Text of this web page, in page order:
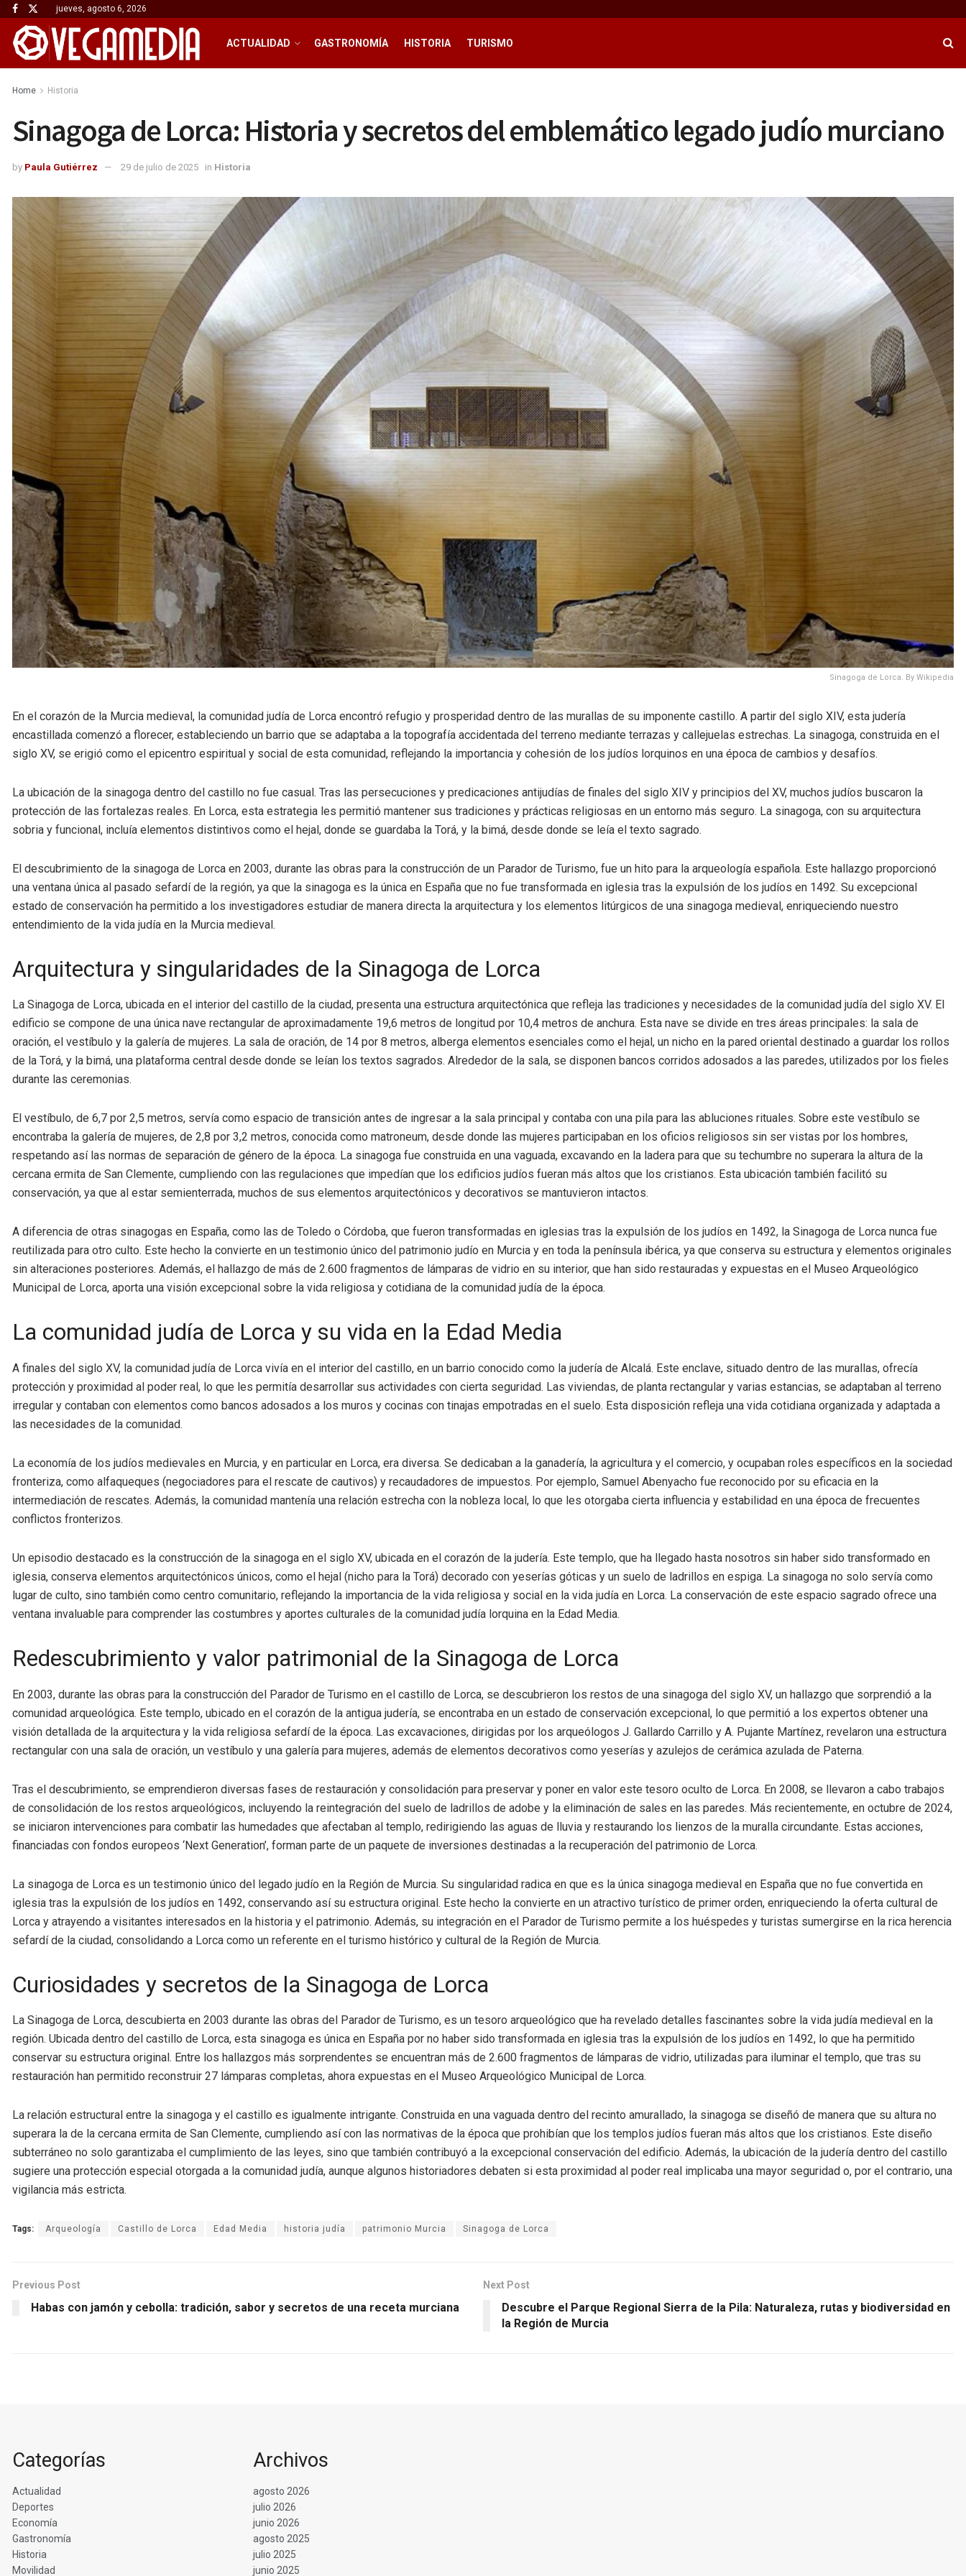
jueves, agosto 6, 2026
ACTUALIDAD GASTRONOMÍA HISTORIA TURISMO
Home Historia
Sinagoga de Lorca: Historia y secretos del emblemático legado judío murciano
by Paula Gutiérrez 29 de julio de 2025 in Historia
Sinagoga de Lorca. By Wikipedia
En el corazón de la Murcia medieval, la comunidad judía de Lorca encontró refugio y prosperidad dentro de las murallas de su imponente castillo. A partir del siglo XIV, esta judería
encastillada comenzó a florecer, estableciendo un barrio que se adaptaba a la topografía accidentada del terreno mediante terrazas y callejuelas estrechas. La sinagoga, construida en el
siglo XV, se erigió como el epicentro espiritual y social de esta comunidad, reflejando la importancia y cohesión de los judíos lorquinos en una época de cambios y desafíos.
La ubicación de la sinagoga dentro del castillo no fue casual. Tras las persecuciones y predicaciones antijudías de finales del siglo XIV y principios del XV, muchos judíos buscaron la
protección de las fortalezas reales. En Lorca, esta estrategia les permitió mantener sus tradiciones y prácticas religiosas en un entorno más seguro. La sinagoga, con su arquitectura
sobria y funcional, incluía elementos distintivos como el hejal, donde se guardaba la Torá, y la bimá, desde donde se leía el texto sagrado.
El descubrimiento de la sinagoga de Lorca en 2003, durante las obras para la construcción de un Parador de Turismo, fue un hito para la arqueología española. Este hallazgo proporcionó
una ventana única al pasado sefardí de la región, ya que la sinagoga es la única en España que no fue transformada en iglesia tras la expulsión de los judíos en 1492. Su excepcional
estado de conservación ha permitido a los investigadores estudiar de manera directa la arquitectura y los elementos litúrgicos de una sinagoga medieval, enriqueciendo nuestro
entendimiento de la vida judía en la Murcia medieval.
Arquitectura y singularidades de la Sinagoga de Lorca
La Sinagoga de Lorca, ubicada en el interior del castillo de la ciudad, presenta una estructura arquitectónica que refleja las tradiciones y necesidades de la comunidad judía del siglo XV. El
edificio se compone de una única nave rectangular de aproximadamente 19,6 metros de longitud por 10,4 metros de anchura. Esta nave se divide en tres áreas principales: la sala de
oración, el vestíbulo y la galería de mujeres. La sala de oración, de 14 por 8 metros, alberga elementos esenciales como el hejal, un nicho en la pared oriental destinado a guardar los rollos
de la Torá, y la bimá, una plataforma central desde donde se leían los textos sagrados. Alrededor de la sala, se disponen bancos corridos adosados a las paredes, utilizados por los fieles
durante las ceremonias.
El vestíbulo, de 6,7 por 2,5 metros, servía como espacio de transición antes de ingresar a la sala principal y contaba con una pila para las abluciones rituales. Sobre este vestíbulo se
encontraba la galería de mujeres, de 2,8 por 3,2 metros, conocida como matroneum, desde donde las mujeres participaban en los oficios religiosos sin ser vistas por los hombres,
respetando así las normas de separación de género de la época. La sinagoga fue construida en una vaguada, excavando en la ladera para que su techumbre no superara la altura de la
cercana ermita de San Clemente, cumpliendo con las regulaciones que impedían que los edificios judíos fueran más altos que los cristianos. Esta ubicación también facilitó su
conservación, ya que al estar semienterrada, muchos de sus elementos arquitectónicos y decorativos se mantuvieron intactos.
A diferencia de otras sinagogas en España, como las de Toledo o Córdoba, que fueron transformadas en iglesias tras la expulsión de los judíos en 1492, la Sinagoga de Lorca nunca fue
reutilizada para otro culto. Este hecho la convierte en un testimonio único del patrimonio judío en Murcia y en toda la península ibérica, ya que conserva su estructura y elementos originales
sin alteraciones posteriores. Además, el hallazgo de más de 2.600 fragmentos de lámparas de vidrio en su interior, que han sido restauradas y expuestas en el Museo Arqueológico
Municipal de Lorca, aporta una visión excepcional sobre la vida religiosa y cotidiana de la comunidad judía de la época.
La comunidad judía de Lorca y su vida en la Edad Media
A finales del siglo XV, la comunidad judía de Lorca vivía en el interior del castillo, en un barrio conocido como la judería de Alcalá. Este enclave, situado dentro de las murallas, ofrecía
protección y proximidad al poder real, lo que les permitía desarrollar sus actividades con cierta seguridad. Las viviendas, de planta rectangular y varias estancias, se adaptaban al terreno
irregular y contaban con elementos como bancos adosados a los muros y cocinas con tinajas empotradas en el suelo. Esta disposición refleja una vida cotidiana organizada y adaptada a
las necesidades de la comunidad.
La economía de los judíos medievales en Murcia, y en particular en Lorca, era diversa. Se dedicaban a la ganadería, la agricultura y el comercio, y ocupaban roles específicos en la sociedad
fronteriza, como alfaqueques (negociadores para el rescate de cautivos) y recaudadores de impuestos. Por ejemplo, Samuel Abenyacho fue reconocido por su eficacia en la
intermediación de rescates. Además, la comunidad mantenía una relación estrecha con la nobleza local, lo que les otorgaba cierta influencia y estabilidad en una época de frecuentes
conflictos fronterizos.
Un episodio destacado es la construcción de la sinagoga en el siglo XV, ubicada en el corazón de la judería. Este templo, que ha llegado hasta nosotros sin haber sido transformado en
iglesia, conserva elementos arquitectónicos únicos, como el hejal (nicho para la Torá) decorado con yeserías góticas y un suelo de ladrillos en espiga. La sinagoga no solo servía como
lugar de culto, sino también como centro comunitario, reflejando la importancia de la vida religiosa y social en la vida judía en Lorca. La conservación de este espacio sagrado ofrece una
ventana invaluable para comprender las costumbres y aportes culturales de la comunidad judía lorquina en la Edad Media.
Redescubrimiento y valor patrimonial de la Sinagoga de Lorca
En 2003, durante las obras para la construcción del Parador de Turismo en el castillo de Lorca, se descubrieron los restos de una sinagoga del siglo XV, un hallazgo que sorprendió a la
comunidad arqueológica. Este templo, ubicado en el corazón de la antigua judería, se encontraba en un estado de conservación excepcional, lo que permitió a los expertos obtener una
visión detallada de la arquitectura y la vida religiosa sefardí de la época. Las excavaciones, dirigidas por los arqueólogos J. Gallardo Carrillo y A. Pujante Martínez, revelaron una estructura
rectangular con una sala de oración, un vestíbulo y una galería para mujeres, además de elementos decorativos como yeserías y azulejos de cerámica azulada de Paterna.
Tras el descubrimiento, se emprendieron diversas fases de restauración y consolidación para preservar y poner en valor este tesoro oculto de Lorca. En 2008, se llevaron a cabo trabajos
de consolidación de los restos arqueológicos, incluyendo la reintegración del suelo de ladrillos de adobe y la eliminación de sales en las paredes. Más recientemente, en octubre de 2024,
se iniciaron intervenciones para combatir las humedades que afectaban al templo, redirigiendo las aguas de lluvia y restaurando los lienzos de la muralla circundante. Estas acciones,
financiadas con fondos europeos ‘Next Generation’, forman parte de un paquete de inversiones destinadas a la recuperación del patrimonio de Lorca.
La sinagoga de Lorca es un testimonio único del legado judío en la Región de Murcia. Su singularidad radica en que es la única sinagoga medieval en España que no fue convertida en
iglesia tras la expulsión de los judíos en 1492, conservando así su estructura original. Este hecho la convierte en un atractivo turístico de primer orden, enriqueciendo la oferta cultural de
Lorca y atrayendo a visitantes interesados en la historia y el patrimonio. Además, su integración en el Parador de Turismo permite a los huéspedes y turistas sumergirse en la rica herencia
sefardí de la ciudad, consolidando a Lorca como un referente en el turismo histórico y cultural de la Región de Murcia.
Curiosidades y secretos de la Sinagoga de Lorca
La Sinagoga de Lorca, descubierta en 2003 durante las obras del Parador de Turismo, es un tesoro arqueológico que ha revelado detalles fascinantes sobre la vida judía medieval en la
región. Ubicada dentro del castillo de Lorca, esta sinagoga es única en España por no haber sido transformada en iglesia tras la expulsión de los judíos en 1492, lo que ha permitido
conservar su estructura original. Entre los hallazgos más sorprendentes se encuentran más de 2.600 fragmentos de lámparas de vidrio, utilizadas para iluminar el templo, que tras su
restauración han permitido reconstruir 27 lámparas completas, ahora expuestas en el Museo Arqueológico Municipal de Lorca.
La relación estructural entre la sinagoga y el castillo es igualmente intrigante. Construida en una vaguada dentro del recinto amurallado, la sinagoga se diseñó de manera que su altura no
superara la de la cercana ermita de San Clemente, cumpliendo así con las normativas de la época que prohibían que los templos judíos fueran más altos que los cristianos. Este diseño
subterráneo no solo garantizaba el cumplimiento de las leyes, sino que también contribuyó a la excepcional conservación del edificio. Además, la ubicación de la judería dentro del castillo
sugiere una protección especial otorgada a la comunidad judía, aunque algunos historiadores debaten si esta proximidad al poder real implicaba una mayor seguridad o, por el contrario, una
vigilancia más estricta.
Tags: Arqueología Castillo de Lorca Edad Media historia judía patrimonio Murcia Sinagoga de Lorca
Previous Post
Habas con jamón y cebolla: tradición, sabor y secretos de una receta murciana
Next Post
Descubre el Parque Regional Sierra de la Pila: Naturaleza, rutas y biodiversidad en
la Región de Murcia
Categorías
Actualidad
Deportes
Economía
Gastronomía
Historia
Movilidad
Archivos
agosto 2026
julio 2026
junio 2026
agosto 2025
julio 2025
junio 2025